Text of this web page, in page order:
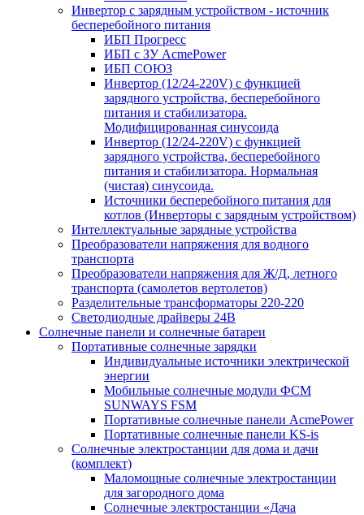
Инвертор с зарядным устройством - источник
бесперебойного питания
ИБП Прогресс
ИБП с ЗУ AcmePower
ИБП СОЮЗ
Инвертор (12/24-220V) с функцией
зарядного устройства, бесперебойного
питания и стабилизатора.
Модифицированная синусоида
Инвертор (12/24-220V) с функцией
зарядного устройства, бесперебойного
питания и стабилизатора. Нормальная
(чистая) синусоида.
Источники бесперебойного питания для
котлов (Инверторы с зарядным устройством)
Интеллектуальные зарядные устройства
Преобразователи напряжения для водного
транспорта
Преобразователи напряжения для Ж/Д, летного
транспорта (самолетов вертолетов)
Разделительные трансформаторы 220-220
Светодиодные драйверы 24В
Солнечные панели и солнечные батареи
Портативные солнечные зарядки
Индивидуальные источники электрической
энергии
Мобильные солнечные модули ФСМ
SUNWAYS FSM
Портативные солнечные панели AcmePower
Портативные солнечные панели KS-is
Солнечные электростанции для дома и дачи
(комплект)
Маломощные солнечные электростанции
для загородного дома
Солнечные электростанции «Дача